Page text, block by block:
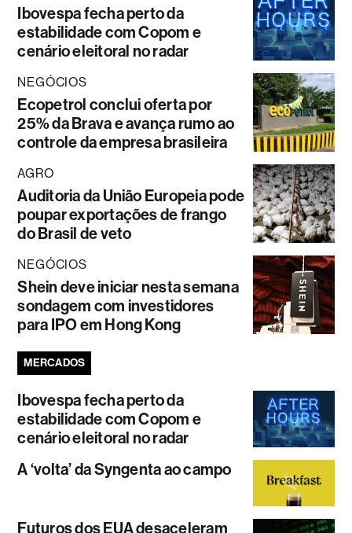
Ibovespa fecha perto da
estabilidade com Copom e
cenário eleitoral no radar
NEGÓCIOS
Ecopetrol conclui oferta por
25% da Brava e avança rumo ao
controle da empresa brasileira
AGRO
Auditoria da União Europeia pode
poupar exportações de frango
do Brasil de veto
NEGÓCIOS
Shein deve iniciar nesta semana
sondagem com investidores
para IPO em Hong Kong
MERCADOS
Ibovespa fecha perto da
estabilidade com Copom e
cenário eleitoral no radar
A ‘volta’ da Syngenta ao campo
Futuros dos EUA desaceleram